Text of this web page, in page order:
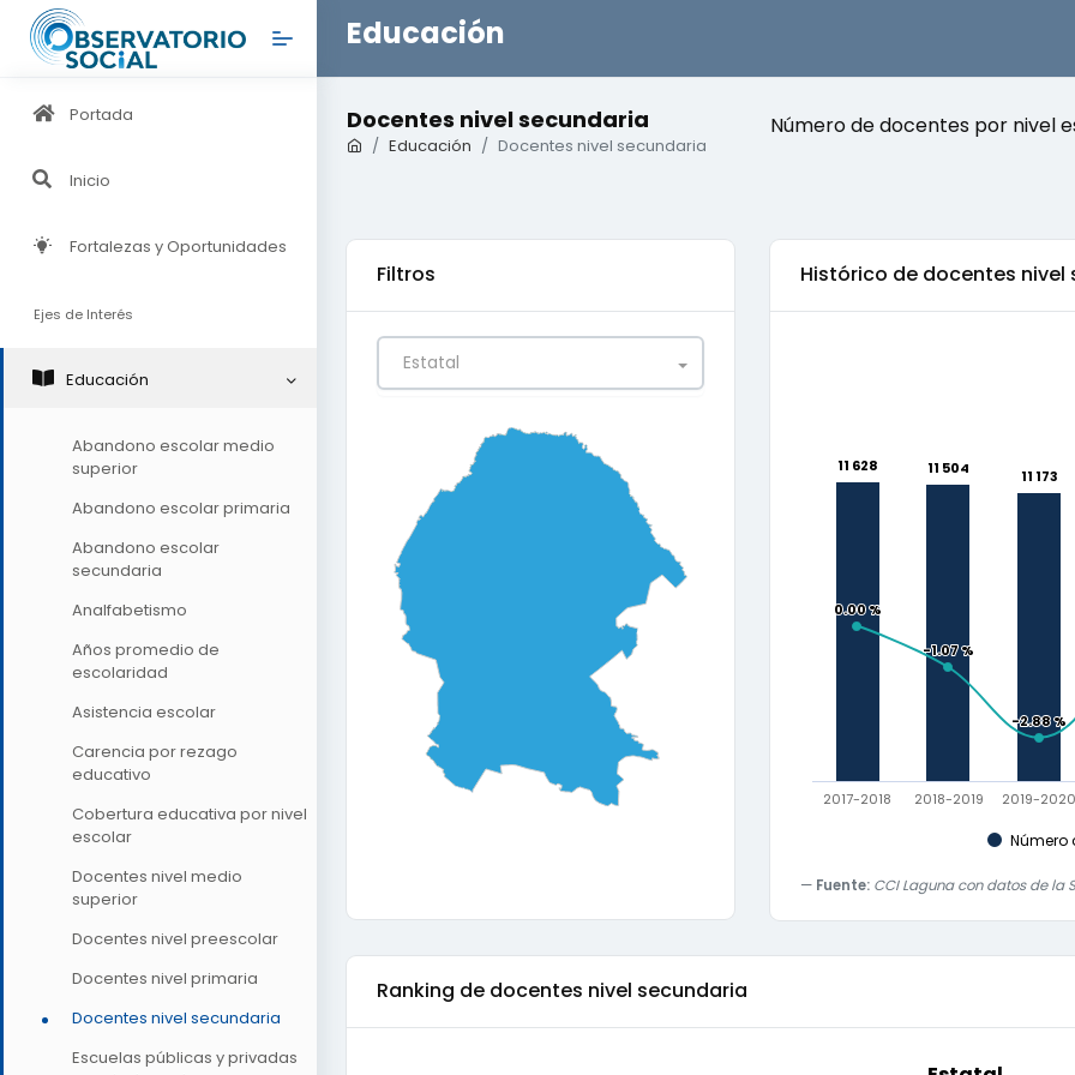
Portada
Inicio
Fortalezas y Oportunidades
Ejes de Interés
Educación
Abandono escolar medio
superior
Abandono escolar primaria
Abandono escolar
secundaria
Analfabetismo
Años promedio de
escolaridad
Asistencia escolar
Carencia por rezago
educativo
Cobertura educativa por nivel
escolar
Docentes nivel medio
superior
Docentes nivel preescolar
Docentes nivel primaria
Docentes nivel secundaria
Escuelas públicas y privadas
Educación
Docentes nivel secundaria
Educación Docentes nivel secundaria
Número de docentes por nivel
Filtros
Estatal
Histórico de docentes nivel
11 628
11 628 11 504
11 504 11 173
11 173
0.00 %
0.00 %
-1.07 %
-1.07 %
-2.88 %
-2.88 %
Número
2017-2018 2018-2019 2019-2020
Fuente: CCI Laguna con datos de la
Ranking de docentes nivel secundaria